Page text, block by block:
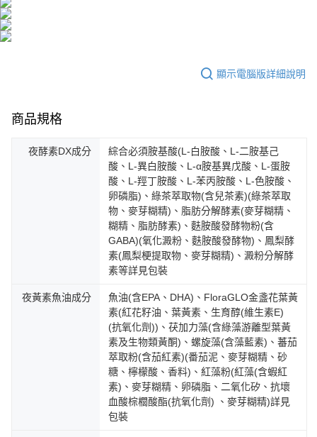
顯示電腦版詳細說明
商品規格
夜酵素DX成分
綜合必須胺基酸(L-白胺酸、L-二胺基己
酸、L-異白胺酸、L-α胺基異戊酸、L-蛋胺
酸、L-羥丁胺酸、L-苯丙胺酸、L-色胺酸、
卵磷脂)、綠茶萃取物(含兒茶素)(綠茶萃取
物、麥芽糊精)、脂肪分解酵素(麥芽糊精、
糊精、脂肪酵素)、麩胺酸發酵物粉(含
GABA)(氧化澱粉、麩胺酸發酵物)、鳳梨酵
素(鳳梨梗提取物、麥芽糊精)、澱粉分解酵
素等詳見包裝
夜黃素魚油成分
魚油(含EPA、DHA)、FloraGLO金盞花葉黃
素(紅花籽油、葉黃素、生育醇(維生素E)
(抗氧化劑))、茯加力藻(含綠藻游離型葉黃
素及生物類黃酮)、螺旋藻(含藻藍素)、蕃茄
萃取粉(含茄紅素)(番茄泥、麥芽糊精、砂
糖、檸檬酸、香料)、紅藻粉(紅藻(含蝦紅
素)、麥芽糊精、卵磷脂、二氧化矽、抗壞
血酸棕櫚酸酯(抗氧化劑) 、麥芽糊精)詳見
包裝